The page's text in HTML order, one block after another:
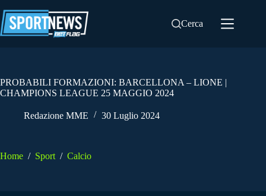
al
contenuto
Cerca
PROBABILI FORMAZIONI: BARCELLONA – LIONE |
CHAMPIONS LEAGUE 25 MAGGIO 2024
Redazione MME 30 Luglio 2024
Home / Sport / Calcio